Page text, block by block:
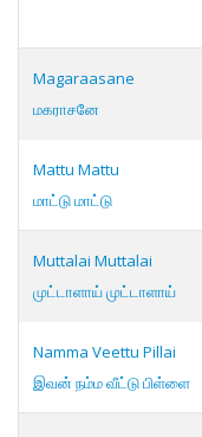
Magaraasane
மகராசனே
Mattu Mattu
மாட்டு மாட்டு
Muttalai Muttalai
முட்டாளாய் முட்டாளாய்
Namma Veettu Pillai
இவன் நம்ம வீட்டு பிள்ளை